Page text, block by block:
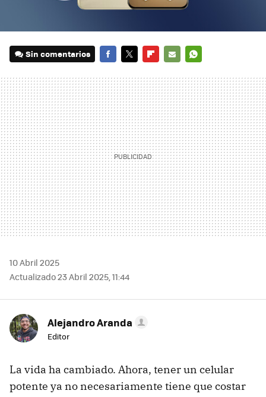
Sin comentarios
MAIL
10 Abril 2025
Actualizado 23 Abril 2025, 11:44
Alejandro Aranda
Editor
La vida ha cambiado. Ahora, tener un celular
potente ya no necesariamente tiene que costar